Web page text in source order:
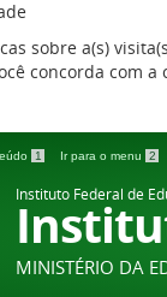
sobre a(s)
concorda com
1 Ir para o menu 2
Instituto Federal de
MINISTÉRIO DA